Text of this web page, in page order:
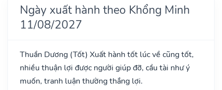
Ngày xuất hành theo Khổng Minh
11/08/2027
Thuần Dương (Tốt) Xuất hành tốt lúc về cũng tốt,
nhiều thuận lợi được người giúp đỡ, cầu tài như ý
muốn, tranh luận thường thắng lợi.